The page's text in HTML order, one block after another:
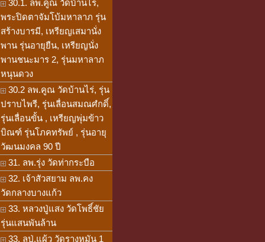
30.1. ลพ.คูณ วัดบ้านไร่,
พระปิดตาจัมโบ้มหาลาภ รุ่น
สร้างบารมี, เหรียญเสมานั่ง
พาน รุ่นอายุยืน, เหรียญนั่ง
พานชนะมาร 2, รุ่นมหาลาภ
หนุนดวง
30.2 ลพ.คูณ วัดบ้านไร่, รุ่น
ปราบไพรี, รุ่นเลื่อนสมณศํกดิ์,
รุ่นเลื่อนขั้น , เหรียญพุ่มข้าว
บิณฑ์ รุ่นโภคทรัพย์ , รุ่นอายุ
วัฒนมงคล 90 ปี
31. ลพ.รุ่ง วัดท่ากระบือ
32. เจ้าสัวสยาม ลพ.คง
วัดกลางบางแก้ว
33. หลวงปู่แสง วัดโพธิ์ชัย
รุ่นแสนพันล้าน
33. ลปู่.แผ้ว วัดรางหมัน 1